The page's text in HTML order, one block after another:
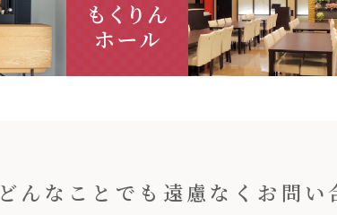
どんなことでも遠慮なくお問い